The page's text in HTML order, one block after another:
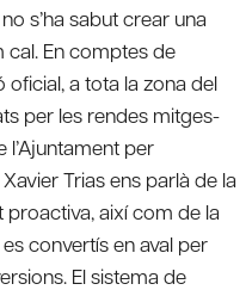
s’ha sabut crear una
cal. En comptes de
a tota la zona del
per les rendes mitges-
l’Ajuntament per
Trias ens parlà de la
proactiva, així com de la
convertís en aval per
El sistema de